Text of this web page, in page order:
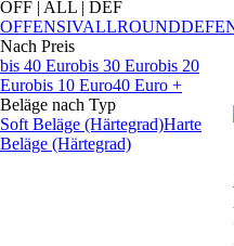
OFF | ALL | DEF
OFFENSIVALLROUND
Nach Preis
bis 40 Eurobis 30 Eurobis 20
Eurobis 10 Euro40 Euro +
Beläge nach Typ
Soft Beläge (Härtegrad)Harte
Beläge (Härtegrad)